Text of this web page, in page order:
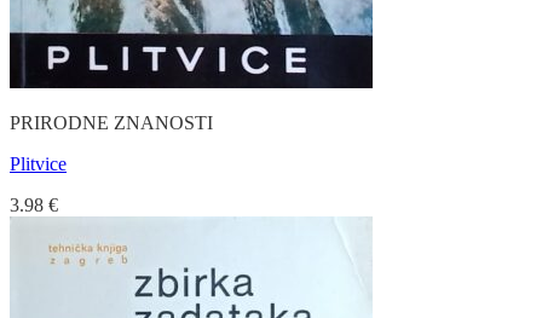
PRIRODNE ZNANOSTI
Plitvice
3.98 €